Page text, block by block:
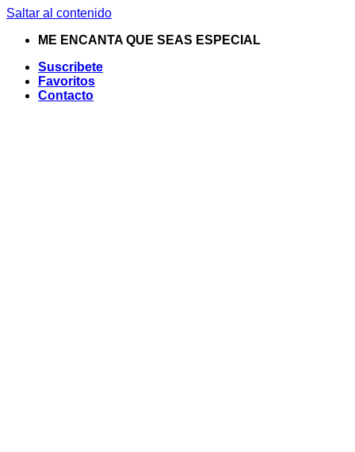
Saltar al contenido
ME ENCANTA QUE SEAS ESPECIAL
Suscribete
Favoritos
Contacto